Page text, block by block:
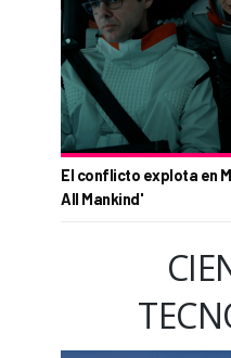
El conflicto explota en
All Mankind'